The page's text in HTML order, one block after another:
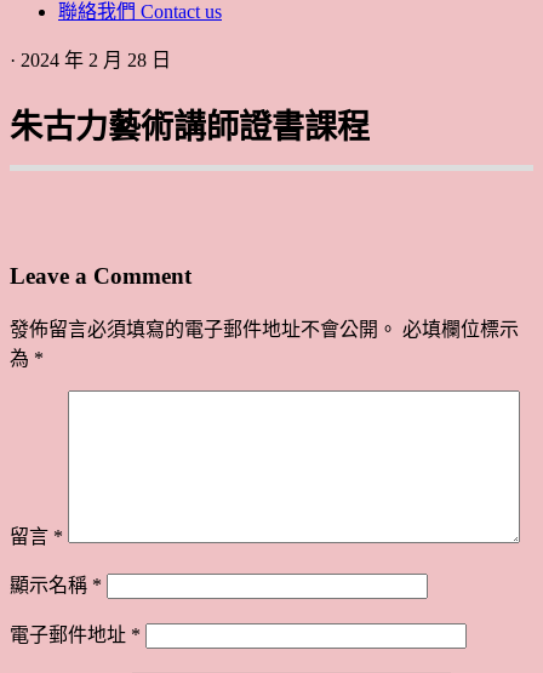
聯絡我們 Contact us
· 2024 年 2 月 28 日
朱古力藝術講師證書課程
Leave a Comment
發佈留言必須填寫的電子郵件地址不會公開。 必填欄位標示
為 *
留言 *
顯示名稱 *
電子郵件地址 *